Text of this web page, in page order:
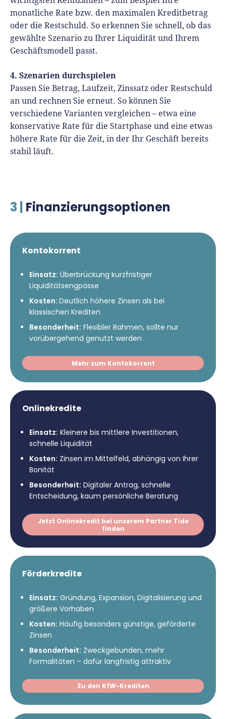
monatliche Rate bzw. den maximalen Kreditbetrag
oder die Restschuld. So erkennen Sie schnell, ob das
gewählte Szenario zu Ihrer Liquidität und Ihrem
Geschäftsmodell passt.
4. Szenarien durchspielen
Passen Sie Betrag, Laufzeit, Zinssatz oder Restschuld
an und rechnen Sie erneut. So können Sie
verschiedene Varianten vergleichen – etwa eine
konservative Rate für die Startphase und eine etwas
höhere Rate für die Zeit, in der Ihr Geschäft bereits
stabil läuft.
3 | Finanzierungsoptionen
Kontokorrent
Einsatz: Überbrückung kurzfristiger
Liquiditätsengpässe
Kosten: Deutlich höhere Zinsen als bei
klassischen Krediten
Besonderheit: Flexibler Rahmen, sollte nur
vorübergehend genutzt werden
Mehr zum Kontokorrent
Onlinekredite
Einsatz: Kleinere bis mittlere Investitionen,
schnelle Liquidität
Kosten: Zinsen im Mittelfeld, abhängig von Ihrer
Bonität
Besonderheit: Digitaler Antrag, schnelle
Entscheidung, kaum persönliche Beratung
Jetzt Onlinekredit bei unserem Partner Tide
finden
Förderkredite
Einsatz: Gründung, Expansion, Digitalisierung und
größere Vorhaben
Kosten: Häufig besonders günstige, geförderte
Zinsen
Besonderheit: Zweckgebunden, mehr
Formalitäten – dafür langfristig attraktiv
Zu den KfW-Krediten